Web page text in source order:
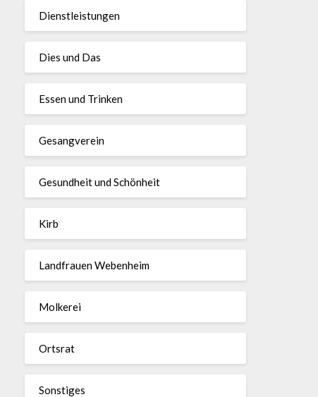
Dienstleistungen
Dies und Das
Essen und Trinken
Gesangverein
Gesundheit und Schönheit
Kirb
Landfrauen Webenheim
Molkerei
Ortsrat
Sonstiges